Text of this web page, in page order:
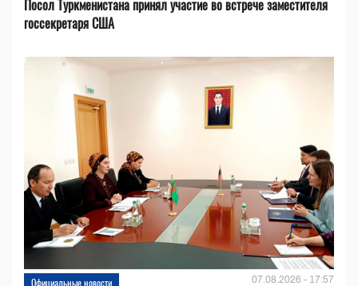
Посол Туркменистана принял участие во встрече заместителя
госсекретаря США
Официальные новости 07.08.2026 - 17:57